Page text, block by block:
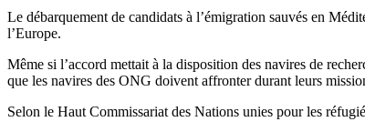
Le débarquement de candidats à l’émigration sauvés en
l’Europe.
Même si l’accord mettait à la disposition des navires de
que les navires des ONG doivent affronter durant leurs
Selon le Haut Commissariat des Nations unies pour les